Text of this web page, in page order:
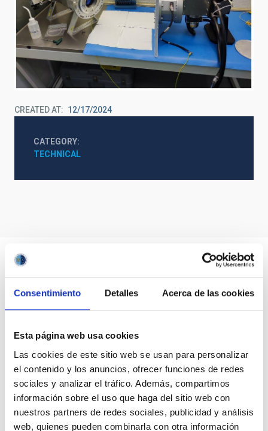
Consentimiento Detalles Acerca de las cookies
Esta página web usa cookies
Las cookies de este sitio web se usan para personalizar
el contenido y los anuncios, ofrecer funciones de redes
sociales y analizar el tráfico. Además, compartimos
información sobre el uso que haga del sitio web con
nuestros partners de redes sociales, publicidad y análisis
web, quienes pueden combinarla con otra información
CREATED AT 12/17/2024
CATEGORY
TECHNICAL